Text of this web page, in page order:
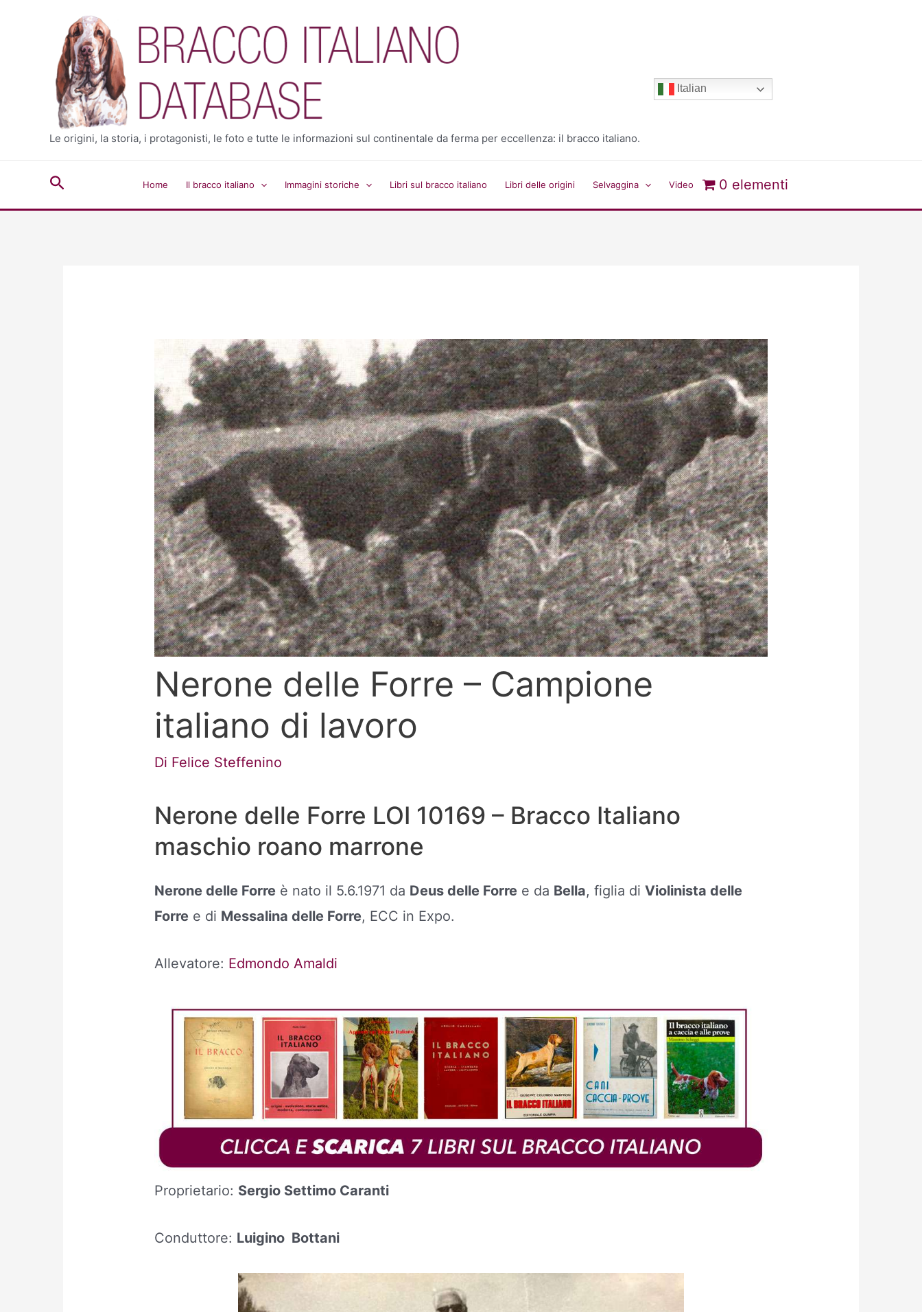
contenuto
Le origini, la storia, i protagonisti, le foto e tutte le informazioni sul continentale da ferma per eccellenza: il bracco italiano.
Italian
Cerca Home Il bracco italiano Immagini storiche Libri sul bracco italiano Libri delle origini Selvaggina Video 0 elementi
Nerone delle Forre – Campione
italiano di lavoro
Di Felice Steffenino
Nerone delle Forre LOI 10169 – Bracco Italiano
maschio roano marrone
Nerone delle Forre è nato il 5.6.1971 da Deus delle Forre e da Bella, figlia diViolinista delle
Forre e di Messalina delle Forre, ECC in Expo.
Allevatore: Edmondo Amaldi
Proprietario: Sergio Settimo Caranti
Conduttore: Luigino Bottani